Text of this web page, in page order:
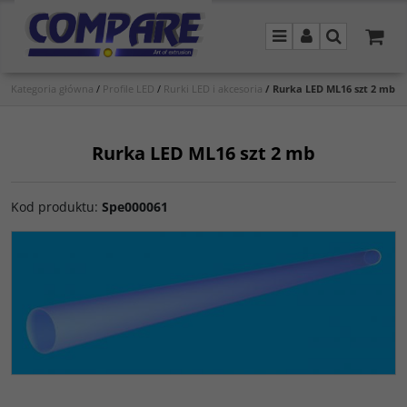
MenuPanelSzukaj
Kategoria główna / Profile LED / Rurki LED i akcesoria / Rurka LED ML16 szt 2 mb
Rurka LED ML16 szt 2 mb
Kod produktu: Spe000061